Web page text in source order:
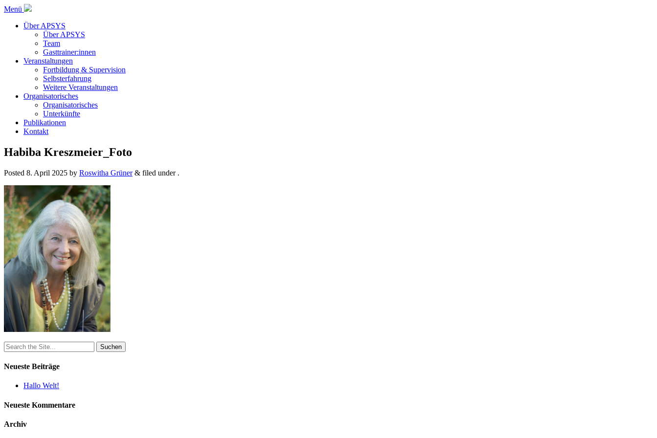
Menü
Über APSYS
Über APSYS
Team
Gasttrainer:innen
Veranstaltungen
Fortbildung & Supervision
Selbsterfahrung
Weitere Veranstaltungen
Organisatorisches
Organisatorisches
Unterkünfte
Publikationen
Kontakt
Habiba Kreszmeier_Foto
Posted 8. April 2025 by Roswitha Grüner & filed under .
Search
for:
Neueste Beiträge
Hallo Welt!
Neueste Kommentare
Archiv